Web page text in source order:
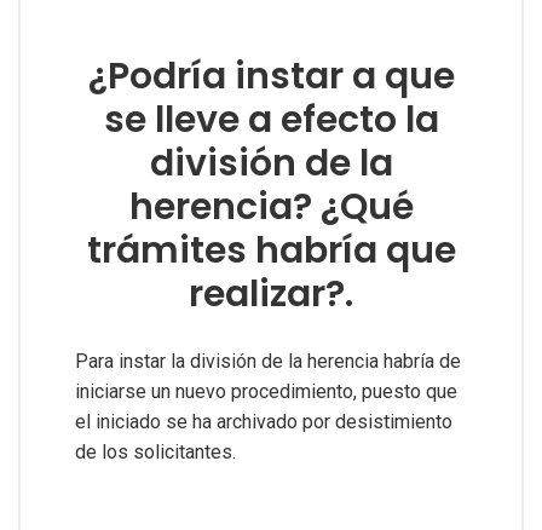
¿Podría instar a que
se lleve a efecto la
división de la
herencia? ¿Qué
trámites habría que
realizar?.
Para instar la división de la herencia habría de
iniciarse un nuevo procedimiento, puesto que
el iniciado se ha archivado por desistimiento
de los solicitantes.